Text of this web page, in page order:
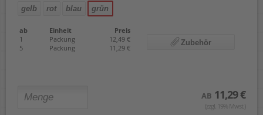
gelb rot blau grün
ab Einheit
Preis
1
Packung
12,49 €
5
Packung 11,29 €
Zubehör
AB 11,29 €
(zzgl. 19% Mwst.)